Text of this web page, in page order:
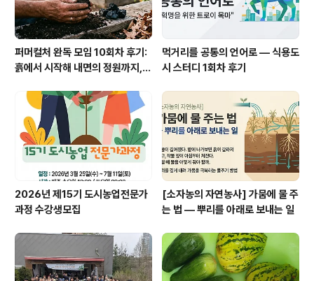
퍼머컬처 완독 모임 10회차 후기:
흙에서 시작해 내면의 정원까지, 1
먹거리를 공통의 언어로 — 식용도
시 스터디 1회차 후기
2026년 제15기 도시농업전문가
과정 수강생모집
[소자농의 자연농사] 가뭄에 물 주
는 법 — 뿌리를 아래로 보내는 일